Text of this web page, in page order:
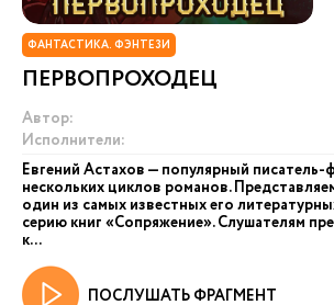
ФАНТАСТИКА. ФЭНТЕЗИ
ПЕРВОПРОХОДЕЦ
Автор:
Исполнители:
Евгений Астахов — популярный писатель-
нескольких циклов романов.
один из самых известных его
серию книг «Сопряжение». Слушателям
к...
ПОСЛУШАТЬ ФРАГМЕНТ